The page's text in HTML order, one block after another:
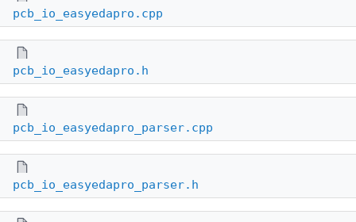
pcb_io_easyedapro.cpp
pcb_io_easyedapro.h
pcb_io_easyedapro_parser.cpp
pcb_io_easyedapro_parser.h